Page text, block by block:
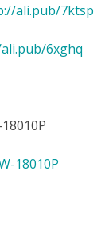
ali.pub/7ktsp
6xghq